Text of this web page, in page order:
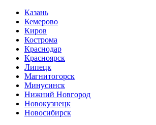
Казань
Кемерово
Киров
Кострома
Краснодар
Красноярск
Липецк
Магнитогорск
Минусинск
Нижний Новгород
Новокузнецк
Новосибирск